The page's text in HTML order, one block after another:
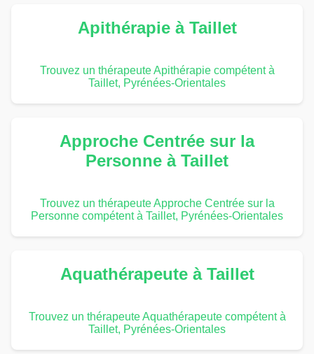
Apithérapie à Taillet
Trouvez un thérapeute Apithérapie compétent à
Taillet, Pyrénées-Orientales
Approche Centrée sur la
Personne à Taillet
Trouvez un thérapeute Approche Centrée sur la
Personne compétent à Taillet, Pyrénées-Orientales
Aquathérapeute à Taillet
Trouvez un thérapeute Aquathérapeute compétent à
Taillet, Pyrénées-Orientales